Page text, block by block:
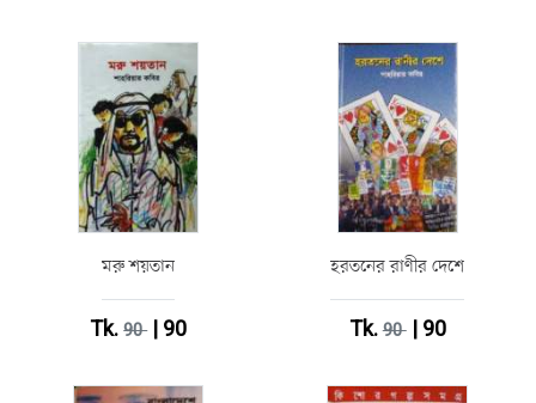
মরু শয়তান
Tk.90| 90
হরতনের রাণীর দেশে
Tk.90| 90